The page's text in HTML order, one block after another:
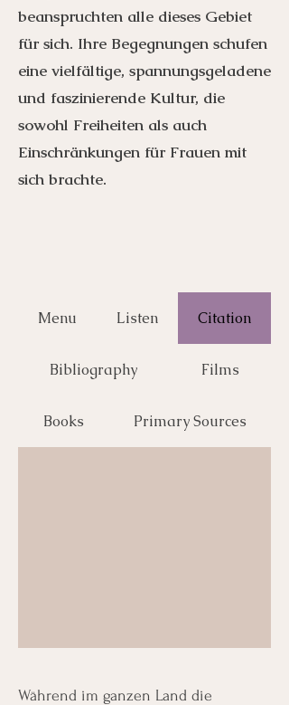
beanspruchten alle dieses Gebiet
für sich. Ihre Begegnungen schufen
eine vielfältige, spannungsgeladene
und faszinierende Kultur, die
sowohl Freiheiten als auch
Einschränkungen für Frauen mit
sich brachte.
Menu Listen Citation
Bibliography Films
Books Primary Sources
Während im ganzen Land die